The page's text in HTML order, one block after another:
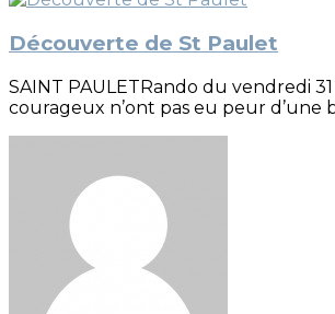
Découverte de St Paulet
SAINT PAULETRando du vendredi
courageux n’ont pas eu peur d’une